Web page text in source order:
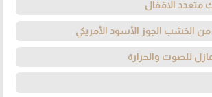
متعدد الاقفال
الخشب الجوز الأسود الأمريكي
للصوت والحرارة